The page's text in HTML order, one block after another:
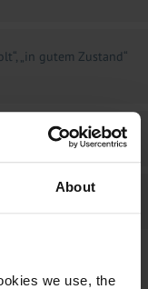
About
we use, the
„in gutem Zustand“